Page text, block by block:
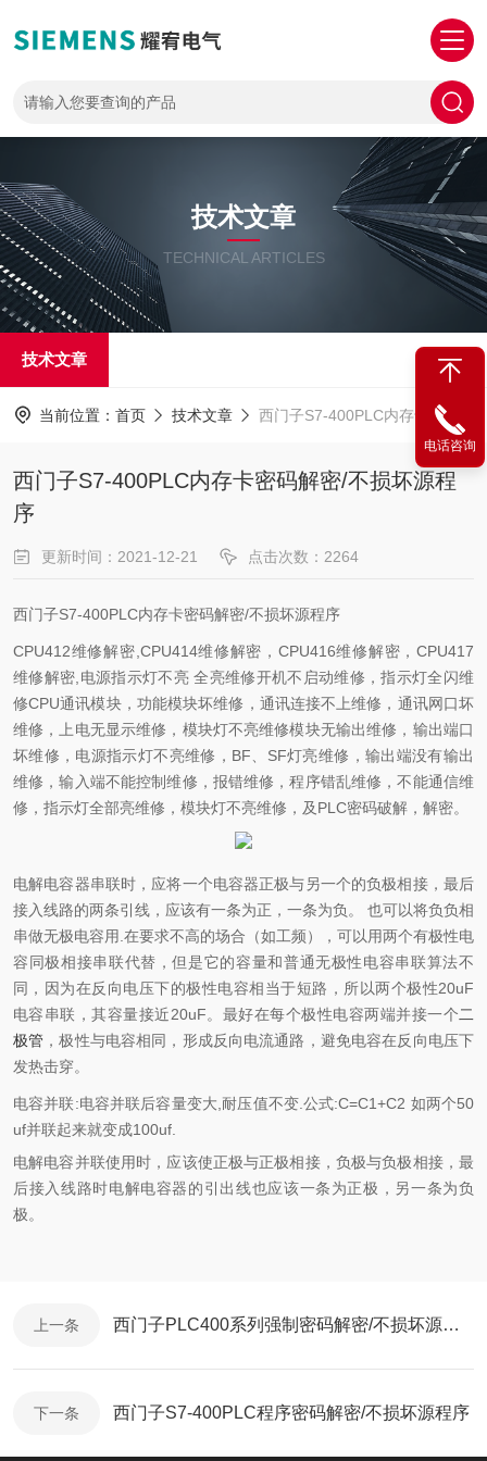
技术文章
TECHNICAL ARTICLES
技术文章
当前位置： 首页 技术文章 西门子S7-400PLC内存卡密码解密/不损坏源程序
西门子S7-400PLC内存卡密码解密/不损坏源程
序
更新时间：2021-12-21 点击次数：2264
西门子S7-400PLC内存卡密码解密/不损坏源程序
CPU412维修解密,CPU414维修解密，CPU416维修解密，CPU417
维修解密,电源指示灯不亮 全亮维修开机不启动维修，指示灯全闪维
修CPU通讯模块，功能模块坏维修，通讯连接不上维修，通讯网口坏
维修，上电无显示维修，模块灯不亮维修模块无输出维修，输出端口
坏维修，电源指示灯不亮维修，BF、SF灯亮维修，输出端没有输出
维修，输入端不能控制维修，报错维修，程序错乱维修，不能通信维
修，指示灯全部亮维修，模块灯不亮维修，及PLC密码破解，解密。
电解电容器串联时，应将一个电容器正极与另一个的负极相接，最后
接入线路的两条引线，应该有一条为正，一条为负。 也可以将负负相
串做无极电容用.在要求不高的场合（如工频），可以用两个有极性电
容同极相接串联代替，但是它的容量和普通无极性电容串联算法不
同，因为在反向电压下的极性电容相当于短路，所以两个极性20uF
电容串联，其容量接近20uF。最好在每个极性电容两端并接一个二
极管 ，极性与电容相同，形成反向电流通路，避免电容在反向电压下
发热击穿。
电容并联:电容并联后容量变大,耐压值不变.公式:C=C1+C2 如两个50
uf并联起来就变成100uf.
电解电容并联使用时，应该使正极与正极相接，负极与负极相接，最
后接入线路时电解电容器的引出线也应该一条为正极，另一条为负
极。
上一条 西门子PLC400系列强制密码解密/不损坏源程序
下一条 西门子S7-400PLC程序密码解密/不损坏源程序
电话咨询